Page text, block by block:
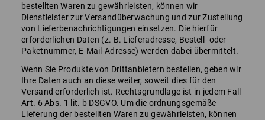
bestellten Waren zu gewährleisten, können wir
Dienstleister zur Versandüberwachung und zur Zustellung
von Lieferbenachrichtigungen einsetzen. Die hierfür
erforderlichen Daten (z. B. Lieferadresse, Bestell- oder
Paketnummer, E-Mail-Adresse) werden dabei übermittelt.
Wenn Sie Produkte von Drittanbietern bestellen, geben wir
Ihre Daten auch an diese weiter, soweit dies für den
Versand erforderlich ist. Rechtsgrundlage ist in jedem Fall
Art. 6 Abs. 1 lit. b DSGVO. Um die ordnungsgemäße
Lieferung der bestellten Waren zu gewährleisten, können